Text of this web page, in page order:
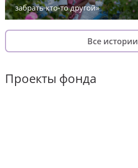
забрать кто-то другой»
Все истории
Проекты фонда